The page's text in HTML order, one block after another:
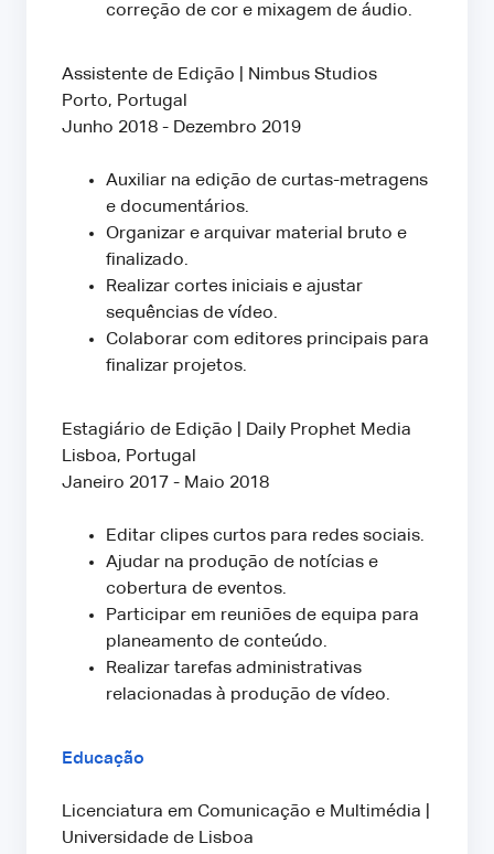
correção de cor e mixagem de áudio.
Assistente de Edição | Nimbus Studios
Porto, Portugal
Junho 2018 - Dezembro 2019
Auxiliar na edição de curtas-metragens
e documentários.
Organizar e arquivar material bruto e
finalizado.
Realizar cortes iniciais e ajustar
sequências de vídeo.
Colaborar com editores principais para
finalizar projetos.
Estagiário de Edição | Daily Prophet Media
Lisboa, Portugal
Janeiro 2017 - Maio 2018
Editar clipes curtos para redes sociais.
Ajudar na produção de notícias e
cobertura de eventos.
Participar em reuniões de equipa para
planeamento de conteúdo.
Realizar tarefas administrativas
relacionadas à produção de vídeo.
Educação
Licenciatura em Comunicação e Multimédia |
Universidade de Lisboa